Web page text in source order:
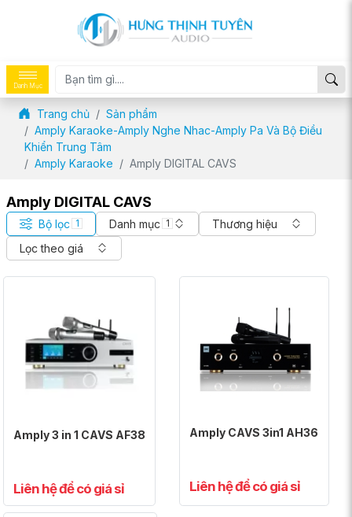
Danh Mục
Trang chủ
Sản phẩm
Amply Karaoke-Amply Nghe Nhac-Amply Pa Và Bộ Điều
Khiển Trung Tâm
Amply Karaoke
Amply DIGITAL CAVS
Amply DIGITAL CAVS
Bộ lọc 1 Danh mục 1
Thương hiệu
Lọc theo giá
Amply 3 in 1 CAVS AF38
Liên hệ để có giá sỉ
Amply CAVS 3in1 AH36
Liên hệ để có giá sỉ